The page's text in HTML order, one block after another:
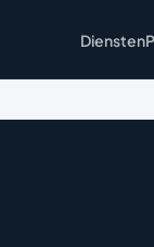
Diensten